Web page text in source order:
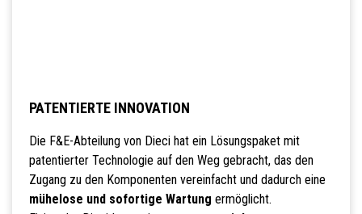
PATENTIERTE INNOVATION
Die F&E-Abteilung von Dieci hat ein Lösungspaket mit
patentierter Technologie auf den Weg gebracht, das den
Zugang zu den Komponenten vereinfacht und dadurch eine
mühelose und sofortige Wartung ermöglicht.